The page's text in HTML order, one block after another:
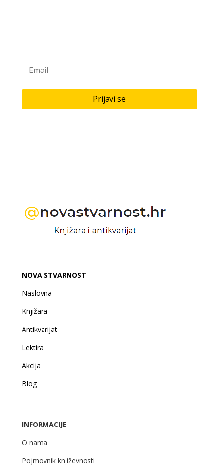
Prijavi se
NOVA STVARNOST
Naslovna
Knjižara
Antikvarijat
Lektira
Akcija
Blog
INFORMACIJE
O nama
Pojmovnik književnosti